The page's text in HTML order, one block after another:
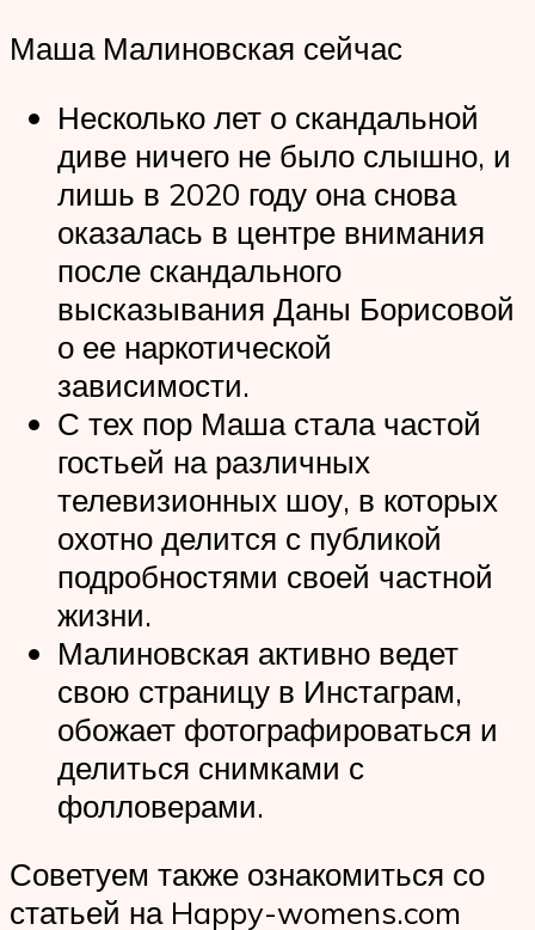
Маша Малиновская сейчас
Несколько лет о скандальной
диве ничего не было слышно, и
лишь в 2020 году она снова
оказалась в центре внимания
после скандального
высказывания Даны Борисовой
о ее наркотической
зависимости.
С тех пор Маша стала частой
гостьей на различных
телевизионных шоу, в которых
охотно делится с публикой
подробностями своей частной
жизни.
Малиновская активно ведет
свою страницу в Инстаграм,
обожает фотографироваться и
делиться снимками с
фолловерами.
Советуем также ознакомиться со
статьей на Happy-womens.com